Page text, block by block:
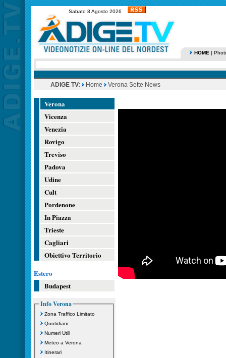
Sabato 8 Agosto 2026
HOME |
ADIGE TV: Home Verona Sette News
Verona
Vicenza
Venezia
Rovigo
Treviso
Padova
Udine
Cult
Pordenone
In Piazza
Trieste
Cagliari
Obiettivo Territorio
Estero
Budapest
Info Verona
Zona Traffico Limitato
Quotidiani
Numeri Utili
Meteo a Verona
Itinerari